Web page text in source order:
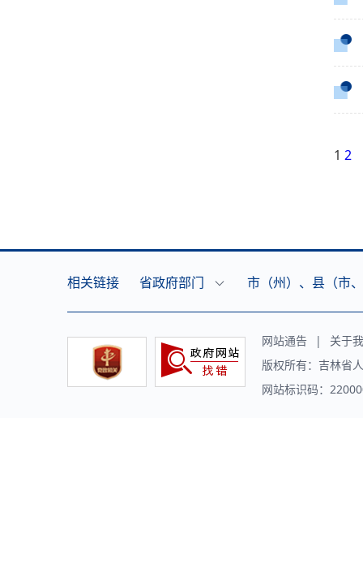
1 2
相关链接 省政府部门 市（州）、县（市
网站通告 |
关于
版权所有：吉林省
网站标识码：